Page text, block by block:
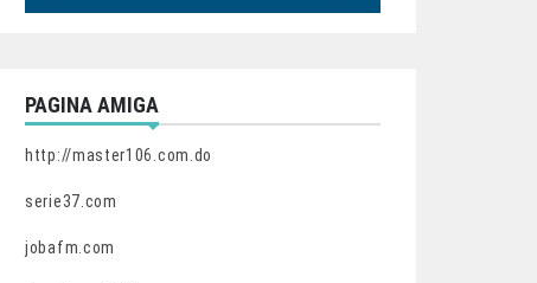
PAGINA AMIGA
http://master106.com.do
serie37.com
jobafm.com